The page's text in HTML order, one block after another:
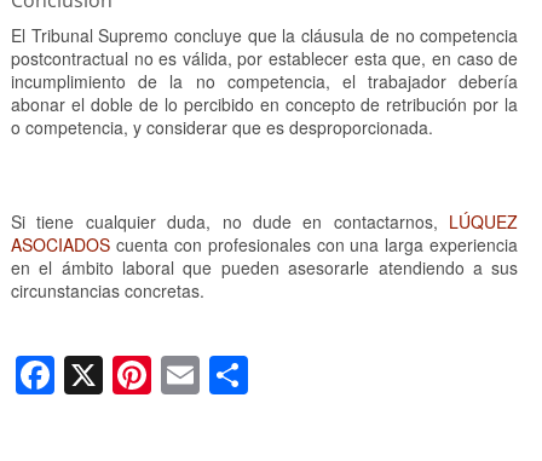
El Tribunal Supremo concluye que la cláusula de no competencia
postcontractual no es válida, por establecer esta que, en caso de
incumplimiento de la no competencia, el trabajador debería
abonar el doble de lo percibido en concepto de retribución por la
o competencia, y considerar que es desproporcionada.
Si tiene cualquier duda, no dude en contactarnos, LÚQUEZ
ASOCIADOScuenta con profesionales con una larga experiencia
en el ámbito laboral que pueden asesorarle atendiendo a sus
circunstancias concretas.
F
a
X Pi
nt
E
m
C